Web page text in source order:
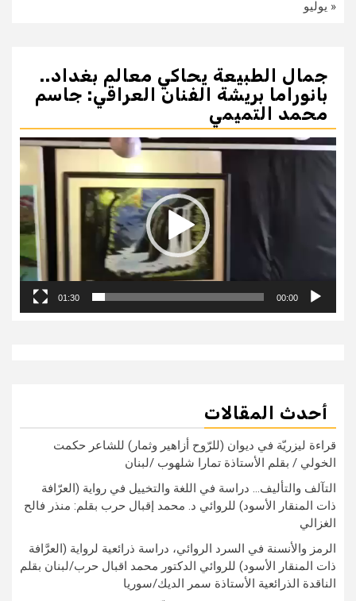
« يوليو
جمال الطبيعة يحاكي معالم بغداد..
بانوراما بريشة الفنان العراقي: جاسم
محمد التميمي
مشغل
الفيديو
00:00
01:30
أحدث المقالات
قراءة ليزريّة في ديوان (للرّوح أزاهير وثمار) للشاعر حكمت
الخولي / بقلم الأستاذة تمارا شلهوب /لبنان
التآلف والتأليف… دراسة في اللغة والتخييل في رواية (العرّافة
ذات المنقار الأسود) للروائي د. محمد إقبال حرب بقلم: منذر فالح
الغزالي
الرمز والأنسنة في السرد الروائي، دراسة ذرائعية لرواية (العرَّافة
ذات المنقار الأسود) للروائي الدكتور محمد اقبال حرب/لبنان بقلم
الناقدة الذرائعية الأستاذة سمر الديك/سوريا